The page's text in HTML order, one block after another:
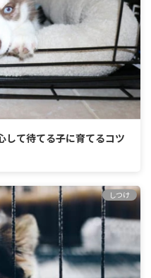
して待てる子に育てるコツ
しつけ